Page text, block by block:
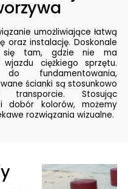
umożliwiające łatwą
oraz instalację. Doskonale
się tam, gdzie nie ma
wjazdu ciężkiego sprzętu.
fundamentowania,
ścianki są stosunkowo
Stosując
dobór kolorów, możemy
rozwiązania wizualne.